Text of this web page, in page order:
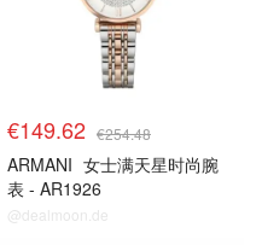
€149.62 €254.48
ARMANI 女士满天星时尚腕
表 - AR1926
@dealmoon.de